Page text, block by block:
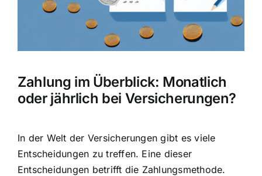
Hausratversicherung
Berufsunfähigkeitsversicherung
Weitere Tarifvergleiche
Zahlung im Überblick: Monatlich
oder jährlich bei Versicherungen?
In der Welt der Versicherungen gibt es viele
Entscheidungen zu treffen. Eine dieser
Entscheidungen betrifft die Zahlungsmethode.